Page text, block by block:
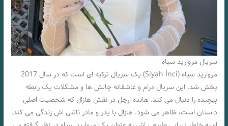
سریال مروارید سیاه
مروارید سیاه (Siyah İnci) یک سریال ترکیه‌ ای است که در سال 2017
پخش شد. این سریال درام و عاشقانه چالش‌ ها و مشکلات یک رابطه
پیچیده را دنبال می‌ کند. هانده ارچل در نقش هازال که شخصیت اصلی
داستان است، ظاهر می‌ شود. هازال با پدر و مادر ناتنی اش زندگی می کند.